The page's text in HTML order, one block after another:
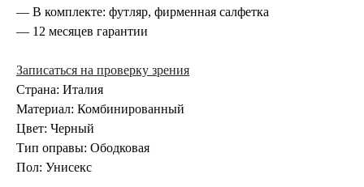
— В комплекте: футляр, фирменная салфетка
— 12 месяцев гарантии
Записаться на проверку зрения
Страна: Италия
Материал: Комбинированный
Цвет: Черный
Тип оправы: Ободковая
Пол: Унисекс